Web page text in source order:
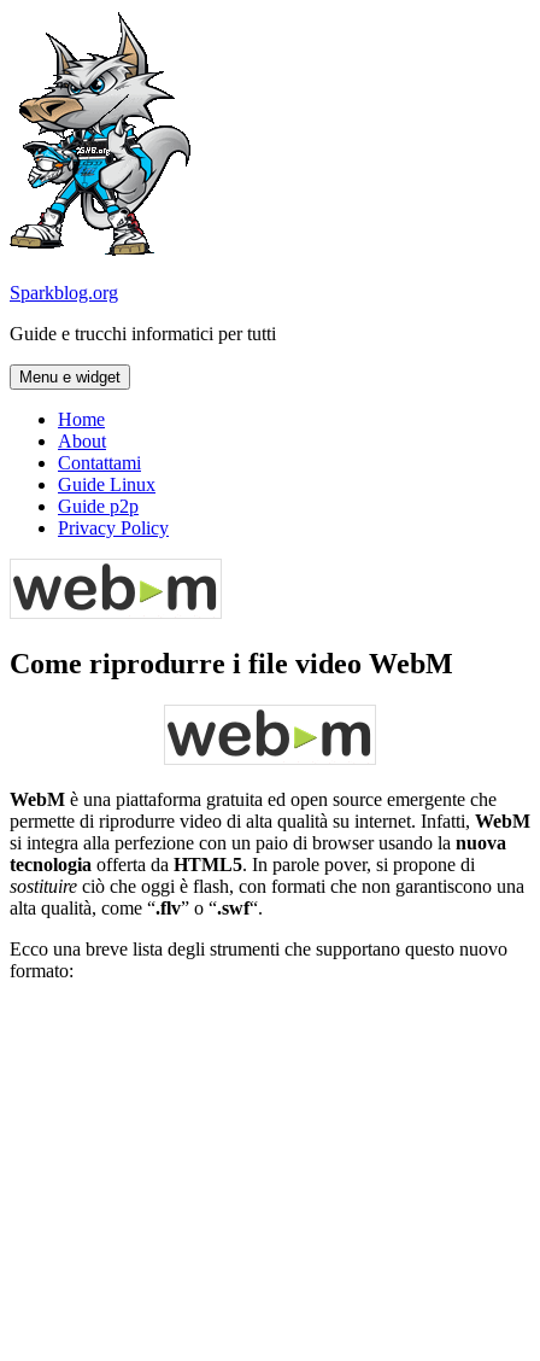
contenuto
Sparkblog.org
Guide e trucchi informatici per tutti
Menu e widget
Home
About
Contattami
Guide Linux
Guide p2p
Privacy Policy
Come riprodurre i file video WebM
WebM è una piattaforma gratuita ed open source emergente che
permette di riprodurre video di alta qualità su internet. Infatti, WebM
si integra alla perfezione con un paio di browser usando la nuova
tecnologia offerta da HTML5. In parole pover, si propone di
sostituire ciò che oggi è flash, con formati che non garantiscono una
alta qualità, come “.flv” o “.swf“.
Ecco una breve lista degli strumenti che supportano questo nuovo
formato: